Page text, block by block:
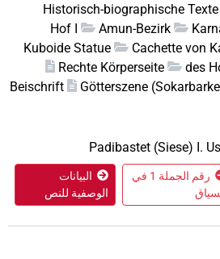
Historisch-biographische Texte
Amun-Bezirk
Hof I
Cachette von
Kuboide Statue
des
Rechte Körperseite
Götterszene
Beischrift
Padibastet (Siese) I.
رقم الجملة 1 في
البيانات
الوصفية للنص